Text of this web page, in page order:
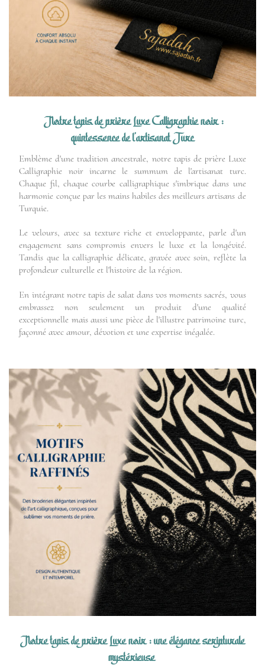
Notre tapis de prière Luxe Calligraphie noir :
quintessence de l'artisanat Turc
Emblème d'une tradition ancestrale, notre tapis de prière Luxe
Calligraphie noir incarne le summum de l'artisanat turc.
Chaque fil, chaque courbe calligraphique s'imbrique dans une
harmonie conçue par les mains habiles des meilleurs artisans de
Turquie.
Le velours, avec sa texture riche et enveloppante, parle d'un
engagement sans compromis envers le luxe et la longévité.
Tandis que la calligraphie délicate, gravée avec soin, reflète la
profondeur culturelle et l'histoire de la région.
En intégrant notre tapis de salat dans vos moments sacrés, vous
embrassez non seulement un produit d'une qualité
exceptionnelle mais aussi une pièce de l'illustre patrimoine turc,
façonné avec amour, dévotion et une expertise inégalée.
Notre tapis de prière Luxe noir : une élégance scripturale
mystérieuse